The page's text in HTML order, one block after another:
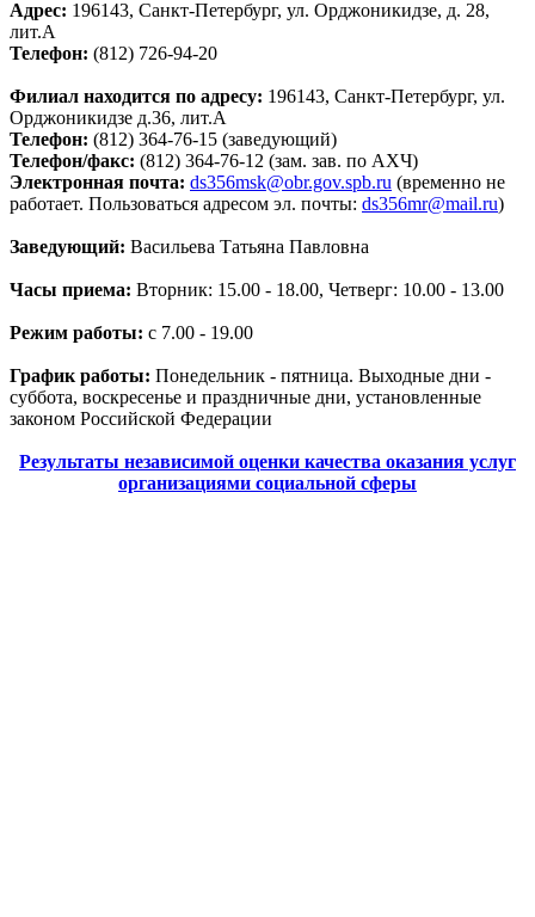
Адрес: 196143, Санкт-Петербург, ул. Орджоникидзе, д. 28,
лит.А
Телефон: (812) 726-94-20
Филиал находится по адресу: 196143, Санкт-Петербург, ул.
Орджоникидзе д.36, лит.А
Телефон: (812) 364-76-15 (заведующий)
Телефон/факс: (812) 364-76-12 (зам. зав. по АХЧ)
Электронная почта: ds356msk@obr.gov.spb.ru (временно не
работает. Пользоваться адресом эл. почты: ds356mr@mail.ru)
Заведующий: Васильева Татьяна Павловна
Часы приема: Вторник: 15.00 - 18.00, Четверг: 10.00 - 13.00
Режим работы: с 7.00 - 19.00
График работы: Понедельник - пятница. Выходные дни -
суббота, воскресенье и праздничные дни, установленные
законом Российской Федерации
Результаты независимой оценки качества оказания услуг
организациями социальной сферы